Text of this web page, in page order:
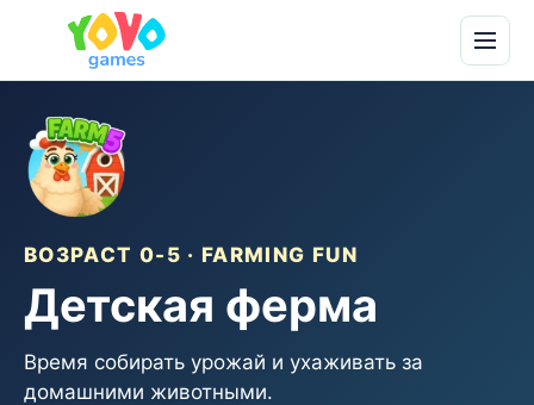
ВОЗРАСТ 0-5 · FARMING FUN
Детская ферма
Время собирать урожай и ухаживать за
домашними животными.